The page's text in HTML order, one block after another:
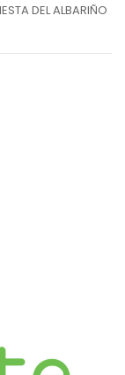
DEL ALBARIÑO